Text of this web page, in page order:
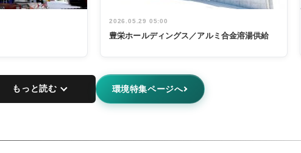
2026.05.29 05:00
豊栄ホールディングス／アルミ合金溶湯供給
もっと読む 環境特集ページへ